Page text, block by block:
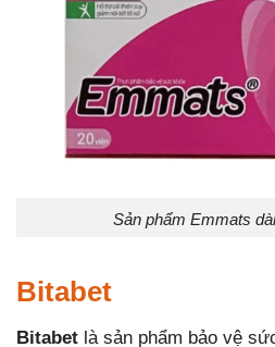
Sản phẩm Emmats
Bitabet
Bitabet là sản phẩm bảo vệ